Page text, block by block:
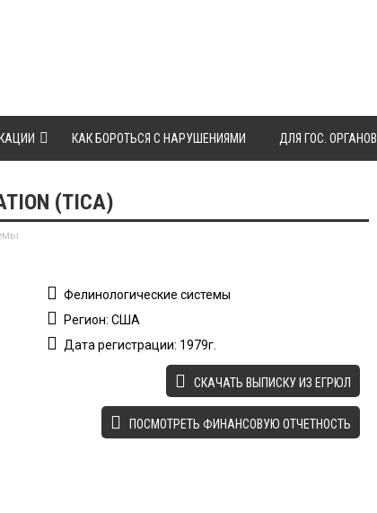
КАК БОРОТЬСЯ С НАРУШЕНИЯМИ ДЛЯ ГОС. ОРГАНОВ
(TICA)
Фелинологические системы
Регион: США
Дата регистрации: 1979г.
CКАЧАТЬ ВЫПИСКУ ИЗ ЕГРЮЛ
ПОСМОТРЕТЬ ФИНАНСОВУЮ ОТЧЕТНОСТЬ